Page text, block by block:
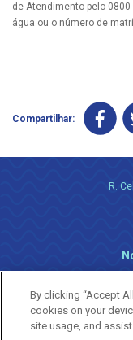
de Atendimento pelo
água ou o número de
Compartilhar:
R.
By clicking “Accept
cookies on your
site usage, and